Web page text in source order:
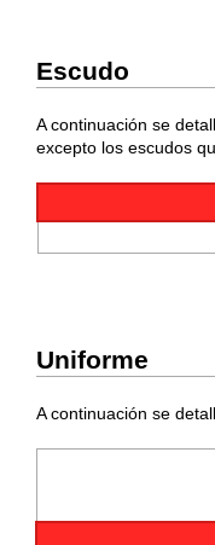
Escudo
A continuación se
excepto los escudos
Uniforme
A continuación se